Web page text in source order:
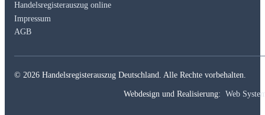
Handelsregisterauszug online
Impressum
AGB
© 2026 Handelsregisterauszug Deutschland. Alle Rechte vorbehalten.
Webdesign und Realisierung: Web